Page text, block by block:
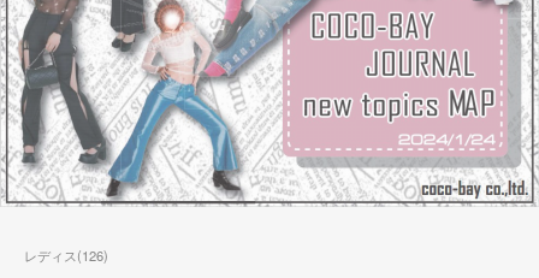
レディス(126)